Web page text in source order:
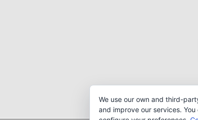
We use our own and third-
and improve our services.